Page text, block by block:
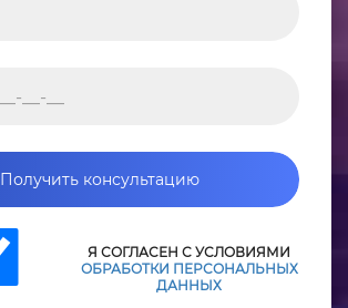
Получить консультацию
Я СОГЛАСЕН С УСЛОВИЯМИ
ОБРАБОТКИ ПЕРСОНАЛЬНЫХ
ДАННЫХ